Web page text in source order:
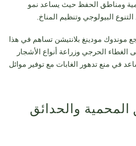
ومناطق الحفظ حيث يساعد نمو
البيولوجي وتنظيم المناخ.
موندوك مودينغ بلانتيشن تساهم في هذا
الحرجي وزراعة أنواع الأشجار
في منع تدهور الغابات مع توفير موائل
المحمية والحدائق